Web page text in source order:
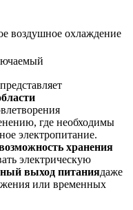
воздушное охлаждение
где необходимы
электропитание.
хранения
электрическую
выход питаниядаже
или временных